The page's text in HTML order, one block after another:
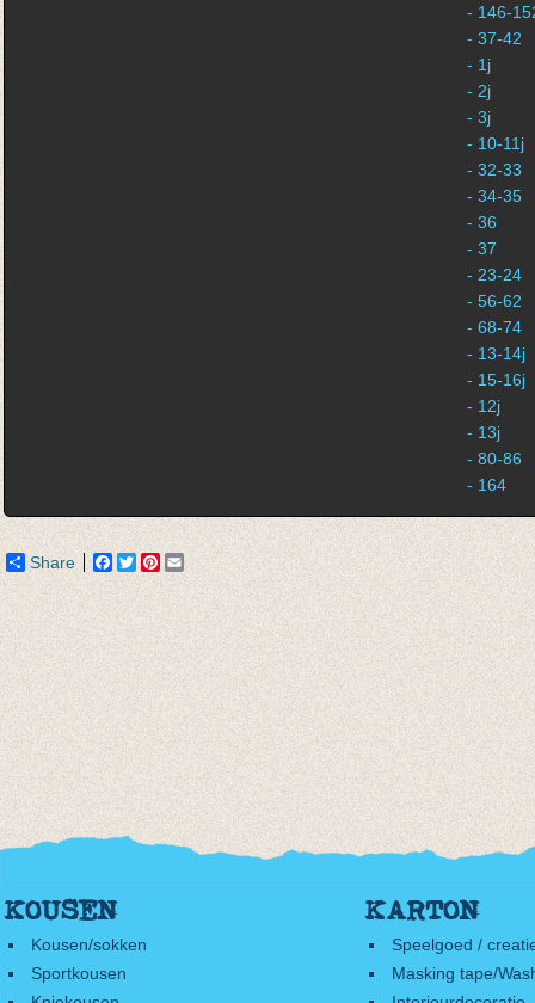
- 146-
- 37-42
- 1j
- 2j
- 3j
- 10-11j
- 32-33
- 34-35
- 36
- 37
- 23-24
- 56-62
- 68-74
- 13-14j
- 15-16j
- 12j
- 13j
- 80-86
- 164
Share Facebook
TwitterPinterest
KOUSEN
Kousen/sokken
Sportkousen
KARTON
Speelgoed /
Masking tape/